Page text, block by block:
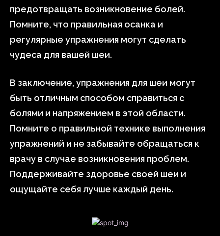
предотвращать возникновение болей.
Помните, что правильная осанка и
регулярные упражнения могут сделать
чудеса для вашей шеи.
В заключение, упражнения для шеи могут
быть отличным способом справиться с
болями и напряжением в этой области.
Помните о правильной технике выполнения
упражнений и не забывайте обращаться к
врачу в случае возникновения проблем.
Поддерживайте здоровье своей шеи и
ощущайте себя лучше каждый день.